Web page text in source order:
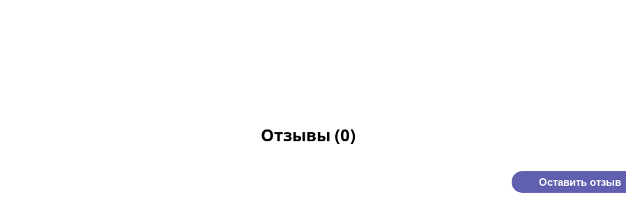
Отзывы (0)
Оставить отзыв